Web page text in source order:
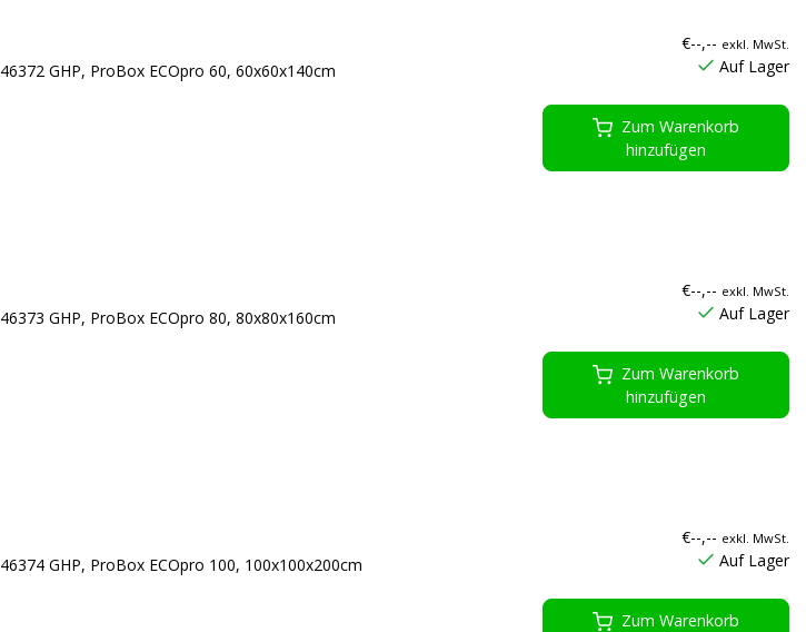
46372 GHP, ProBox ECOpro 60, 60x60x140cm
€--,-- exkl. MwSt.
Auf Lager
Zum Warenkorb
hinzufügen
46373 GHP, ProBox ECOpro 80, 80x80x160cm
€--,-- exkl. MwSt.
Auf Lager
Zum Warenkorb
hinzufügen
46374 GHP, ProBox ECOpro 100, 100x100x200cm
€--,-- exkl. MwSt.
Auf Lager
Zum Warenkorb